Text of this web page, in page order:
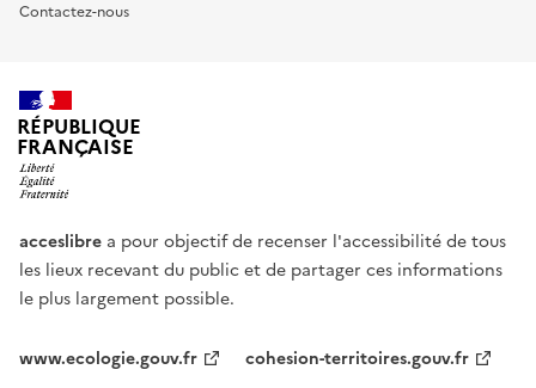
Contactez-nous
RÉPUBLIQUE
FRANÇAISE
acceslibre a pour objectif de recenser l'accessibilité de tous
les lieux recevant du public et de partager ces informations
le plus largement possible.
www.ecologie.gouv.fr
cohesion-territoires.gouv.fr